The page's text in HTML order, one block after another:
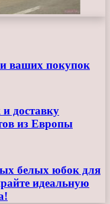
ваших покупок
доставку
из Европы
белых юбок для
идеальную